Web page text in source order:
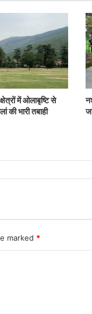
में ओलाबृष्टि से
की भारी तबाही
marked *